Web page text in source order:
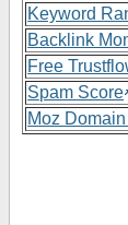
Keyword
Backlink
Free
Spam Score
Moz